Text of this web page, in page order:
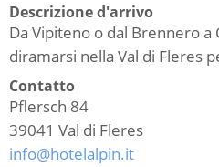
Descrizione d'arrivo
Da Vipiteno o dal Brennero a
diramarsi nella Val di Fleres
Contatto
Pflersch 84
39041 Val di Fleres
info@hotelalpin.it